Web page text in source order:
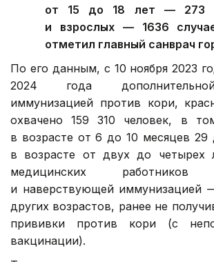
от 15 до 18 лет — 273
и взрослых — 1636
отметил главный санврач
По его данным, с 10 ноября 2023
2024 года
иммунизацией против кори,
охвачено 159 310 человек, в
в возрасте от 6 до 10 месяцев
в возрасте от двух до
медицинских
и наверствующей иммунизацией
других возрастов, ранее не
прививки против кори (с
вакцинации).